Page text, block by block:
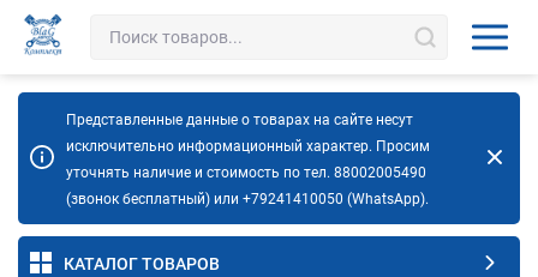
Представленные данные о товарах на сайте несут
исключительно информационный характер. Просим
уточнять наличие и стоимость по тел. 88002005490
(звонок бесплатный) или +79241410050 (WhatsApp).
КАТАЛОГ ТОВАРОВ